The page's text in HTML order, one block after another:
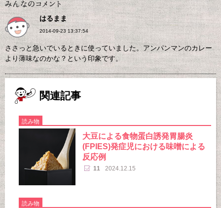
はるまま
2014-09-23 13:37:54
ささっと急いでいるときに使っていました。アンパンマンのカレー
より薄味なのかな？という印象です。
関連記事
読み物
大豆による食物蛋白誘発胃腸炎
(FPIES)発症児における味噌による
反応例
11 2024.12.15
読み物